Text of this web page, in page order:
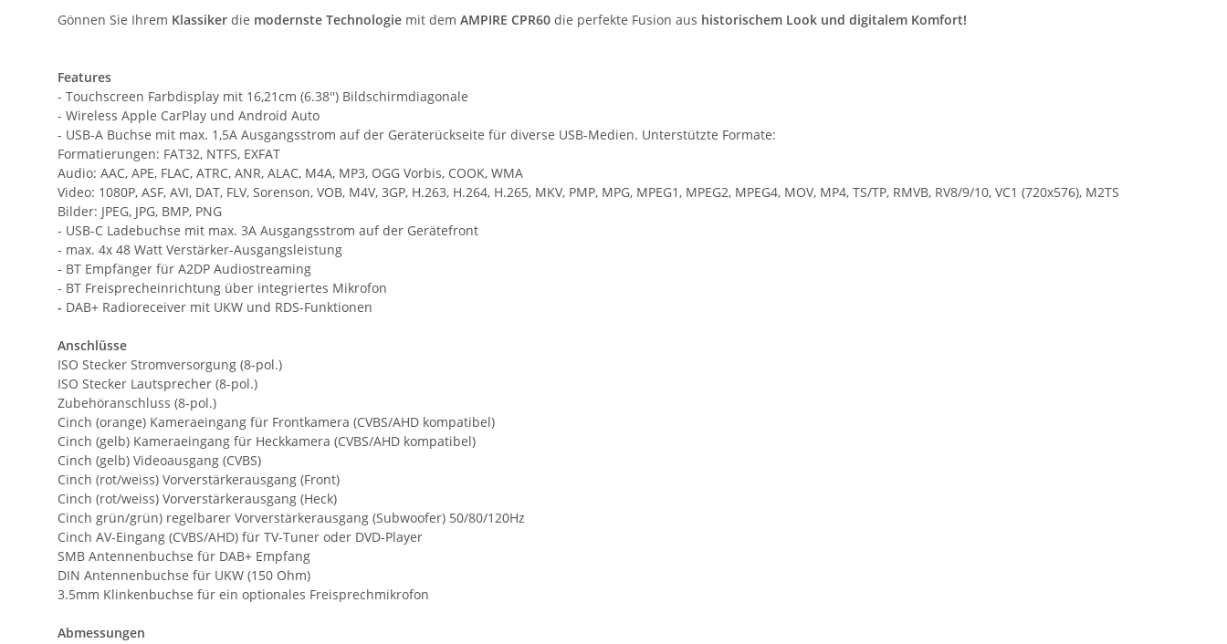
Gönnen Sie Ihrem Klassiker die modernste Technologie mit dem AMPIRE CPR60 die perfekte Fusion aus historischem Look und digitalem Komfort!
Features
- Touchscreen Farbdisplay mit 16,21cm (6.38'') Bildschirmdiagonale
- Wireless Apple CarPlay und Android Auto
- USB-A Buchse mit max. 1,5A Ausgangsstrom auf der Geräterückseite für diverse USB-Medien. Unterstützte Formate:
Formatierungen: FAT32, NTFS, EXFAT
Audio: AAC, APE, FLAC, ATRC, ANR, ALAC, M4A, MP3, OGG Vorbis, COOK, WMA
Video: 1080P, ASF, AVI, DAT, FLV, Sorenson, VOB, M4V, 3GP, H.263, H.264, H.265, MKV, PMP, MPG, MPEG1, MPEG2, MPEG4, MOV, MP4, TS/TP, RMVB, RV8/9/10, VC1 (720x576), M2TS
Bilder: JPEG, JPG, BMP, PNG
- USB-C Ladebuchse mit max. 3A Ausgangsstrom auf der Gerätefront
- max. 4x 48 Watt Verstärker-Ausgangsleistung
- BT Empfänger für A2DP Audiostreaming
- BT Freisprecheinrichtung über integriertes Mikrofon
- DAB+ Radioreceiver mit UKW und RDS-Funktionen
Anschlüsse
ISO Stecker Stromversorgung (8-pol.)
ISO Stecker Lautsprecher (8-pol.)
Zubehöranschluss (8-pol.)
Cinch (orange) Kameraeingang für Frontkamera (CVBS/AHD kompatibel)
Cinch (gelb) Kameraeingang für Heckkamera (CVBS/AHD kompatibel)
Cinch (gelb) Videoausgang (CVBS)
Cinch (rot/weiss) Vorverstärkerausgang (Front)
Cinch (rot/weiss) Vorverstärkerausgang (Heck)
Cinch grün/grün) regelbarer Vorverstärkerausgang (Subwoofer) 50/80/120Hz
Cinch AV-Eingang (CVBS/AHD) für TV-Tuner oder DVD-Player
SMB Antennenbuchse für DAB+ Empfang
DIN Antennenbuchse für UKW (150 Ohm)
3.5mm Klinkenbuchse für ein optionales Freisprechmikrofon
Abmessungen